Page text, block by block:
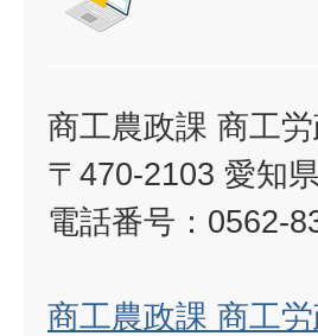
商工農政課 商工
〒470-2103 愛知
電話番号：0562-
商工農政課 商工